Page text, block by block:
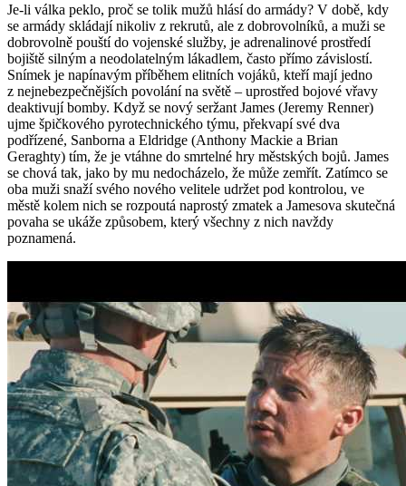
Je-li válka peklo, proč se tolik mužů hlásí do armády? V době, kdy
se armády skládají nikoliv z rekrutů, ale z dobrovolníků, a muži se
dobrovolně pouští do vojenské služby, je adrenalinové prostředí
bojiště silným a neodolatelným lákadlem, často přímo závislostí.
Snímek je napínavým příběhem elitních vojáků, kteří mají jedno
z nejnebezpečnějších povolání na světě – uprostřed bojové vřavy
deaktivují bomby. Když se nový seržant James (Jeremy Renner)
ujme špičkového pyrotechnického týmu, překvapí své dva
podřízené, Sanborna a Eldridge (Anthony Mackie a Brian
Geraghty) tím, že je vtáhne do smrtelné hry městských bojů. James
se chová tak, jako by mu nedocházelo, že může zemřít. Zatímco se
oba muži snaží svého nového velitele udržet pod kontrolou, ve
městě kolem nich se rozpoutá naprostý zmatek a Jamesova skutečná
povaha se ukáže způsobem, který všechny z nich navždy
poznamená.